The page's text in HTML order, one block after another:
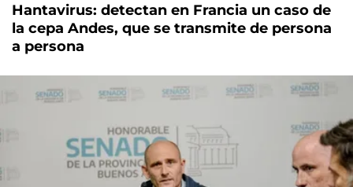
Hantavirus: detectan en Francia un caso de
la cepa Andes, que se transmite de persona
a persona